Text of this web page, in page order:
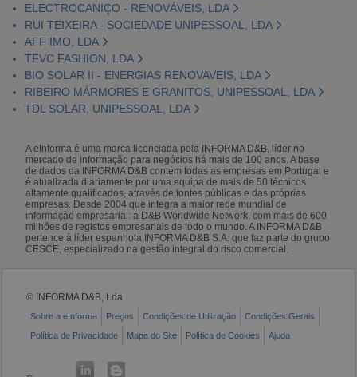
ELECTROCANIÇO - RENOVÁVEIS, LDA
RUI TEIXEIRA - SOCIEDADE UNIPESSOAL, LDA
AFF IMO, LDA
TFVC FASHION, LDA
BIO SOLAR II - ENERGIAS RENOVAVEIS, LDA
RIBEIRO MÁRMORES E GRANITOS, UNIPESSOAL, LDA
TDL SOLAR, UNIPESSOAL, LDA
A eInforma é uma marca licenciada pela INFORMA D&B, líder no
mercado de informação para negócios há mais de 100 anos. A base
de dados da INFORMA D&B contém todas as empresas em Portugal e
é atualizada diariamente por uma equipa de mais de 50 técnicos
altamente qualificados, através de fontes públicas e das próprias
empresas. Desde 2004 que integra a maior rede mundial de
informação empresarial: a D&B Worldwide Network, com mais de 600
milhões de registos empresariais de todo o mundo. A INFORMA D&B
pertence à líder espanhola INFORMA D&B S.A. que faz parte do grupo
CESCE, especializado na gestão integral do risco comercial.
© INFORMA D&B, Lda
Sobre a eInforma Preços Condições de Utilização
Condições Gerais
Política de Privacidade
Mapa do Site Política de Cookies Ajuda